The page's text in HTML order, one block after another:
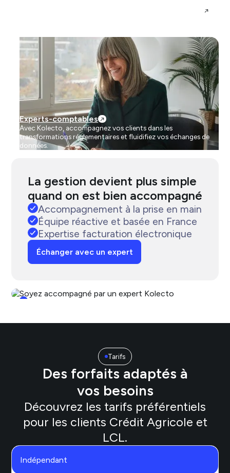
Experts-comptables
Avec Kolecto, accompagnez vos clients dans les
transformations réglementaires et fluidifiez vos échanges de
données.
La gestion devient plus simple
quand on est bien accompagné
Accompagnement à la prise en main
Équipe réactive et basée en France
Expertise facturation électronique
Échanger avec un expert
Tarifs
Des forfaits adaptés à
vos besoins
Découvrez les tarifs préférentiels
pour les clients Crédit Agricole et
LCL.
Indépendant